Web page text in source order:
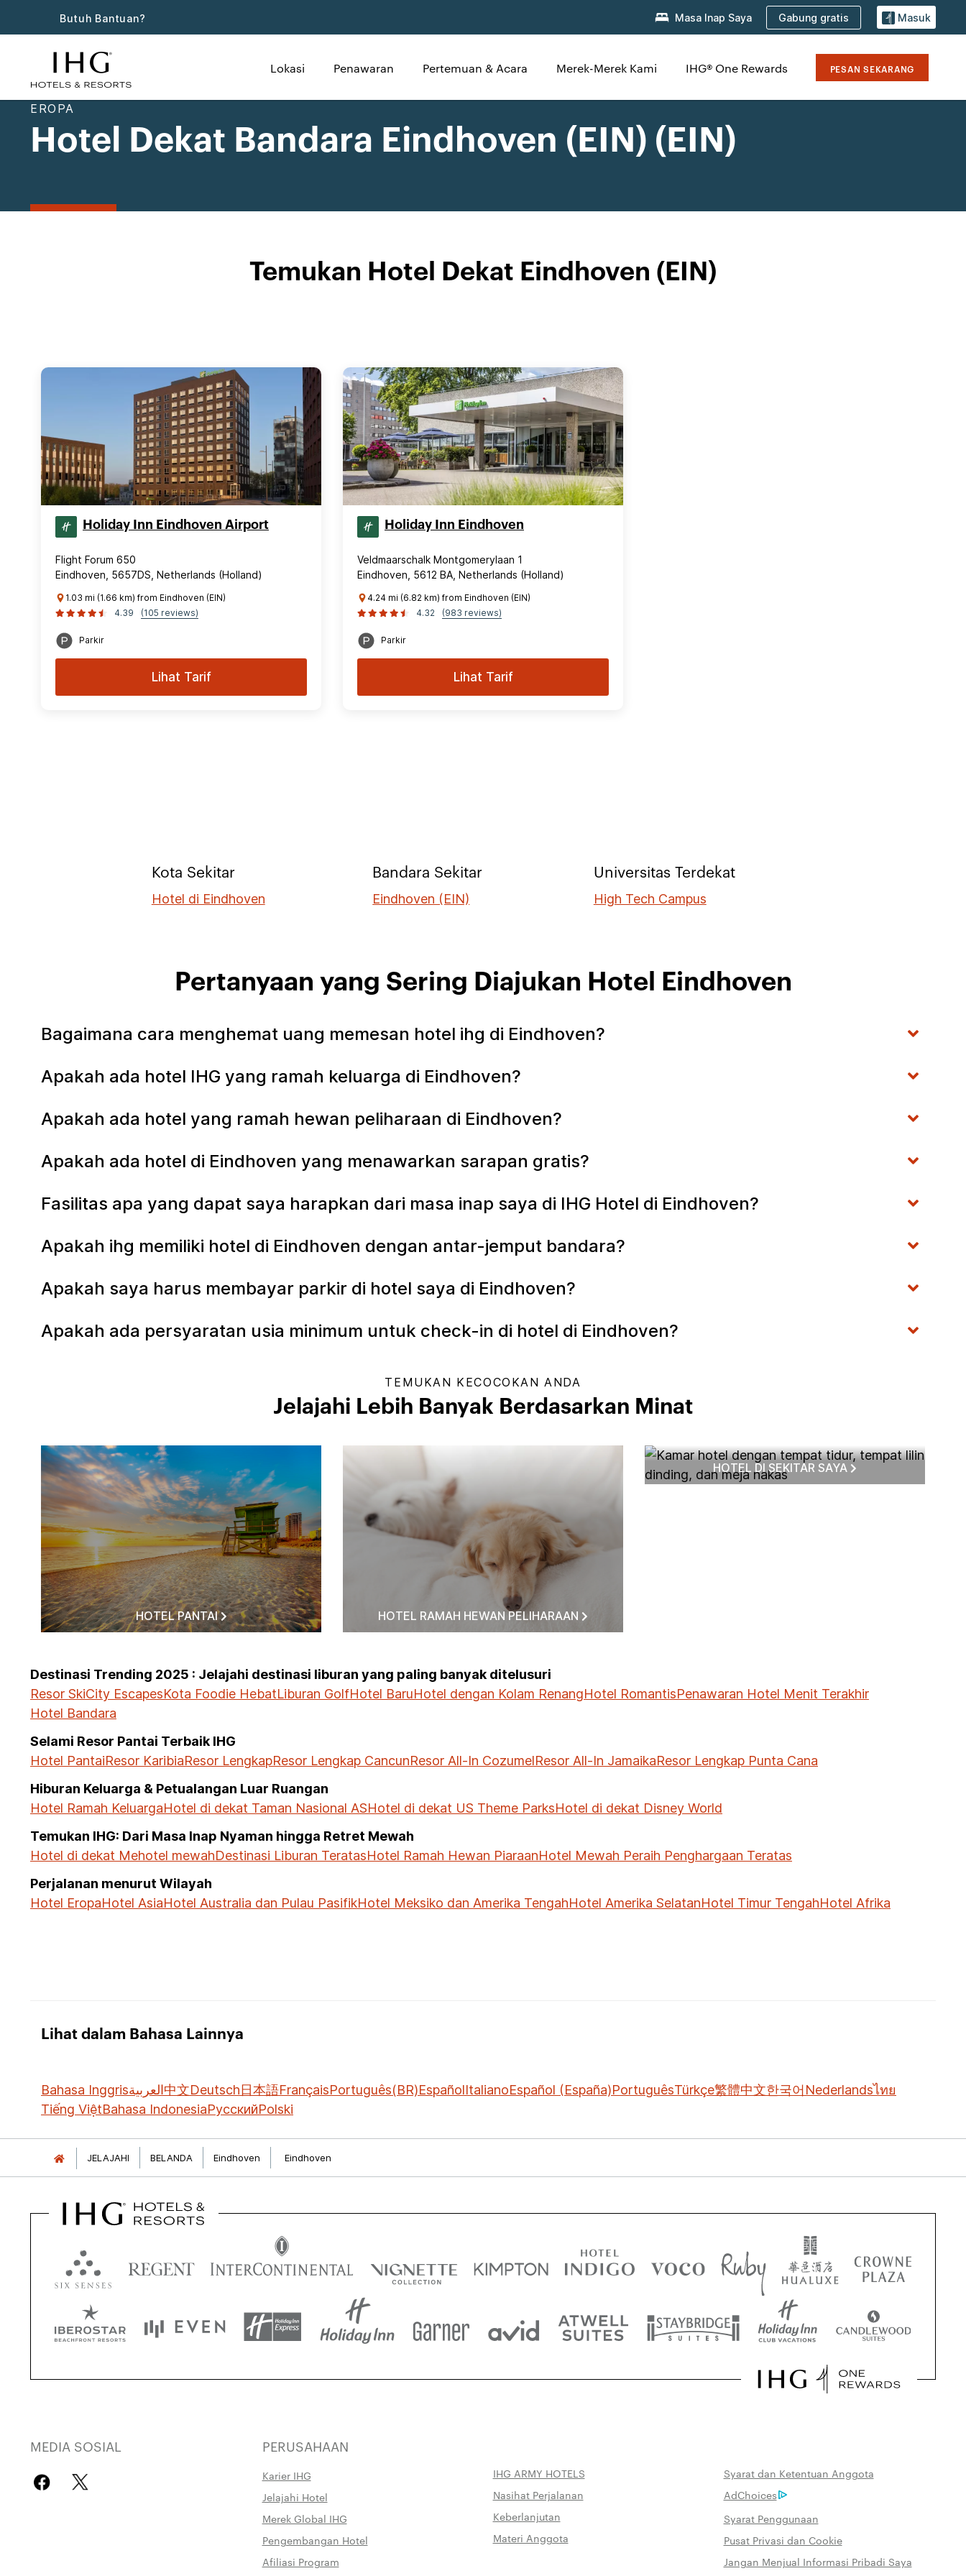
Butuh Bantuan? Masa Inap Saya Gabung gratis Masuk
Lokasi Penawaran Pertemuan & Acara Merek-Merek Kami IHG® One Rewards PESAN SEKARANG
EROPA
Hotel Dekat Bandara Eindhoven (EIN) (EIN)
Temukan Hotel Dekat Eindhoven (EIN)
Holiday Inn Eindhoven Airport
Flight Forum 650
Eindhoven, 5657DS, Netherlands (Holland)
1.03 mi (1.66 km) from Eindhoven (EIN)
4.39
(105 reviews)
Parkir
Lihat Tarif
Holiday Inn Eindhoven
Veldmaarschalk Montgomerylaan 1
Eindhoven, 5612 BA, Netherlands (Holland)
4.24 mi (6.82 km) from Eindhoven (EIN)
4.32
(983 reviews)
Parkir
Lihat Tarif
Kota Sekitar
Hotel di Eindhoven
Bandara Sekitar
Eindhoven (EIN)
Universitas Terdekat
High Tech Campus
Pertanyaan yang Sering Diajukan Hotel Eindhoven
Bagaimana cara menghemat uang memesan hotel ihg di Eindhoven?
Apakah ada hotel IHG yang ramah keluarga di Eindhoven?
Apakah ada hotel yang ramah hewan peliharaan di Eindhoven?
Apakah ada hotel di Eindhoven yang menawarkan sarapan gratis?
Fasilitas apa yang dapat saya harapkan dari masa inap saya di IHG Hotel di Eindhoven?
Apakah ihg memiliki hotel di Eindhoven dengan antar-jemput bandara?
Apakah saya harus membayar parkir di hotel saya di Eindhoven?
Apakah ada persyaratan usia minimum untuk check-in di hotel di Eindhoven?
TEMUKAN KECOCOKAN ANDA
Jelajahi Lebih Banyak Berdasarkan Minat
HOTEL PANTAI HOTEL RAMAH HEWAN PELIHARAAN
HOTEL DI SEKITAR SAYA
Destinasi Trending 2025 : Jelajahi destinasi liburan yang paling banyak ditelusuri
Resor SkiCity EscapesKota Foodie HebatLiburan GolfHotel BaruHotel dengan Kolam RenangHotel RomantisPenawaran Hotel Menit Terakhir
Hotel Bandara
Selami Resor Pantai Terbaik IHG
Hotel PantaiResor KaribiaResor LengkapResor Lengkap CancunResor All-In CozumelResor All-In JamaikaResor Lengkap Punta Cana
Hiburan Keluarga & Petualangan Luar Ruangan
Hotel Ramah KeluargaHotel di dekat Taman Nasional ASHotel di dekat US Theme ParksHotel di dekat Disney World
Temukan IHG: Dari Masa Inap Nyaman hingga Retret Mewah
Hotel di dekat Mehotel mewahDestinasi Liburan TeratasHotel Ramah Hewan PiaraanHotel Mewah Peraih Penghargaan Teratas
Perjalanan menurut Wilayah
Hotel EropaHotel AsiaHotel Australia dan Pulau PasifikHotel Meksiko dan Amerika TengahHotel Amerika SelatanHotel Timur TengahHotel Afrika
Lihat dalam Bahasa Lainnya
Bahasa Inggrisالعربية中文Deutsch日本語FrançaisPortuguês(BR)EspañolItalianoEspañol (España)PortuguêsTürkçe繁體中文한국어 Nederlandsไทย
Tiếng ViệtBahasa IndonesiaРусскийPolski
JELAJAHI BELANDA Eindhoven Eindhoven
MEDIA SOSIAL PERUSAHAAN
Karier IHG
Jelajahi Hotel
Merek Global IHG
Pengembangan Hotel
Afiliasi Program
IHG ARMY HOTELS
Nasihat Perjalanan
Keberlanjutan
Materi Anggota
Syarat dan Ketentuan Anggota
AdChoices
Syarat Penggunaan
Pusat Privasi dan Cookie
Jangan Menjual Informasi Pribadi Saya